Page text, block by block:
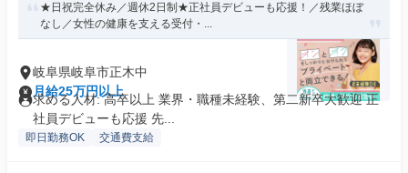
★日祝完全休み／週休2日制★正社員デビューも応援！／残業ほぼ
なし／女性の健康を支える受付・...
岐阜県岐阜市正木中
月給25万円以上
求める人材: 高卒以上 業界・職種未経験、第二新卒大歓迎 正
社員デビューも応援 先...
即日勤務OK 交通費支給